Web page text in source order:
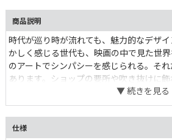
商品説明
時代が巡り時が流れても、魅力的なデザ
かしく感じる世代も、映画の中で見た世
のアートでシンパシーを感じられる。そ
あります。ショップの要所や吹き抜けに
プをお手伝い出来るでしょう。
仕様